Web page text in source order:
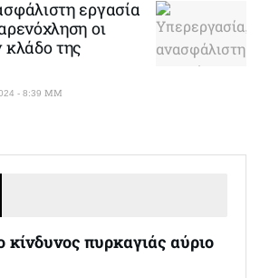
εργασία
οι
κλάδο της
- 8:39 ΜΜ
πυρκαγιάς αύριο